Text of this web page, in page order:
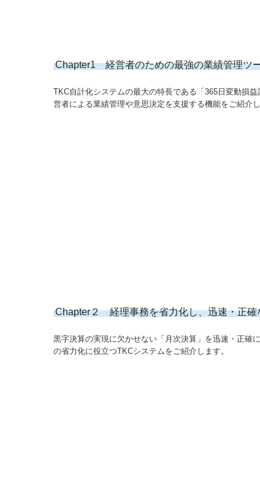
Chapter1 経営者のための最強の業績管理ツ
TKC自計化システムの最大の特長である「365日変動損
営者による業績管理や意思決定を支援する機能をご紹介し
Chapter２ 経理事務を省力化し、迅速・正確
黒字決算の実現に欠かせない「月次決算」を迅速・正確
の省力化に役立つTKCシステムをご紹介します。